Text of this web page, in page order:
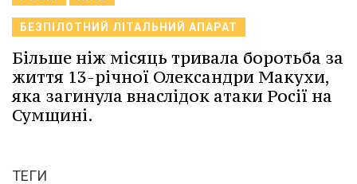
БЕЗПІЛОТНИЙ ЛІТАЛЬНИЙ АПАРАТ
Більше ніж місяць тривала боротьба за
життя 13-річної Олександри Макухи,
яка загинула внаслідок атаки Росії на
Сумщині.
ТЕГИ